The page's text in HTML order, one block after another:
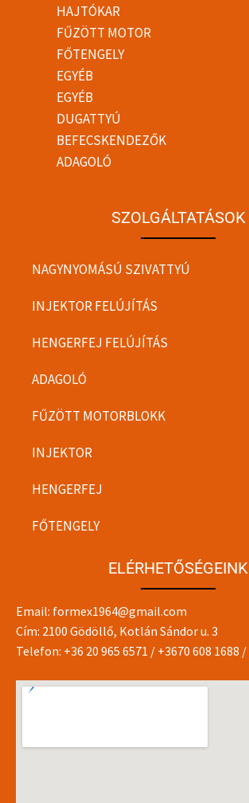
HAJTÓKAR
FŰZÖTT MOTOR
FŐTENGELY
EGYÉB
EGYÉB
DUGATTYÚ
BEFECSKENDEZŐK
ADAGOLÓ
SZOLGÁLTATÁSOK
NAGYNYOMÁSÚ SZIVATTYÚ
INJEKTOR FELÚJÍTÁS
HENGERFEJ FELÚJÍTÁS
ADAGOLÓ
FŰZÖTT MOTORBLOKK
INJEKTOR
HENGERFEJ
FŐTENGELY
ELÉRHETŐSÉGEINK
Email: formex1964@gmail.com
Cím: 2100 Gödöllő, Kotlán Sándor u. 3
Telefon: +36 20 965 6571 / +3670 608 1688 /